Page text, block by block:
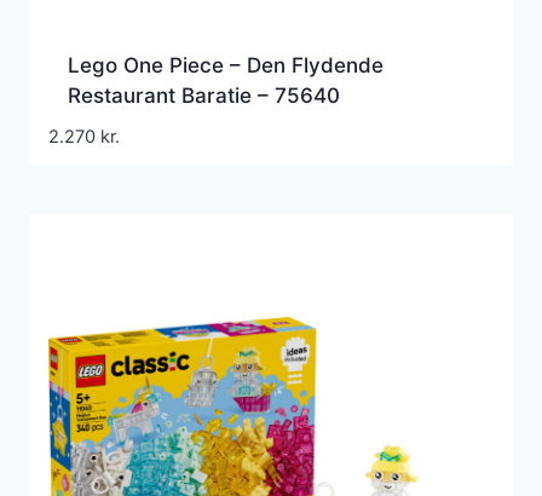
Lego One Piece – Den Flydende
Restaurant Baratie – 75640
2.270 kr.